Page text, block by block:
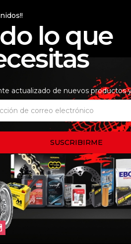
de alta calidad, fabricada
la transmisión de potencia y
de gran turismo y de
térmica.
frenado.
lo que
actualizado de nuevos productos